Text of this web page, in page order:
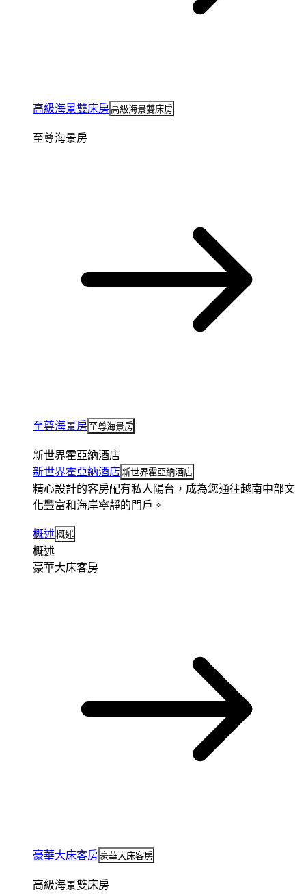
高級海景雙床房高級海景雙床房
至尊海景房
至尊海景房 至尊海景房
新世界霍亞納酒店
新世界霍亞納酒店新世界霍亞納酒店
精心設計的客房配有私人陽台，成為您通往越南中部文
化豐富和海岸寧靜的門戶。
概述概述
概述
豪華大床客房
豪華大床客房豪華大床客房
高級海景雙床房